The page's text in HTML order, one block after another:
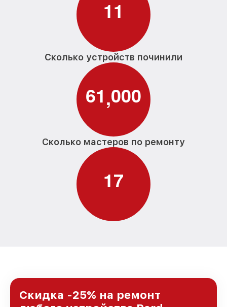
11
Сколько устройств починили
61,000
Сколько мастеров по ремонту
17
Скидка -25% на ремонт